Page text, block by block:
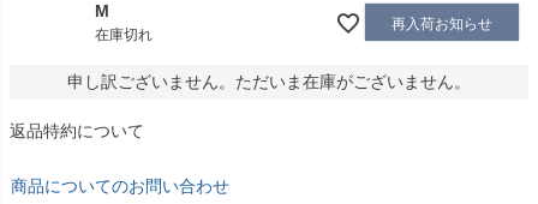
M
在庫切れ
再入荷お知らせ
申し訳ございません。ただいま在庫がございません。
返品特約について
商品についてのお問い合わせ